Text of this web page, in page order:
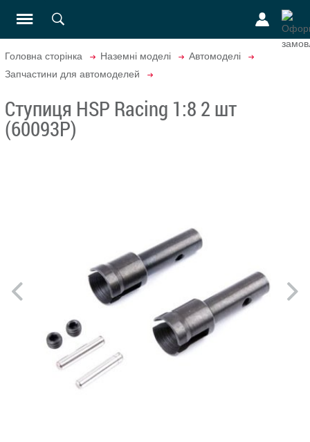
Головна сторінка Наземні моделі
Автомоделі
Запчастини для автомоделей
Ступиця HSP Racing 1:8 2 шт
(60093P)